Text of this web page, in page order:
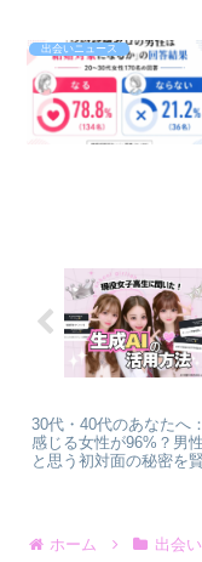
出会いニュース
30代・40代のあなたへ
感じる女性が96%？男
と思う初対面の秘密を
ホーム 出会